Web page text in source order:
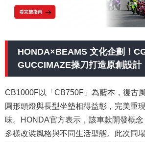
HONDA×BEAMS 文化企劃！
GUCCIMAZE操刀打造原創設計
CB1000F以「CB750F」為藍本，復古
圓形頭燈與長型坐墊相得益彰，完美重
味。HONDA官方表示，該車款開發概
多樣改裝風格與不同生活型態。此次同